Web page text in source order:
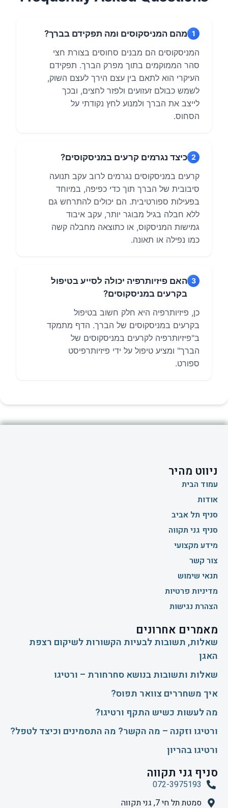
1 מהם המניסקוסים ומה תפקידם בברך?
המניסקוסים הם מבנים סחוסים בצורת חצי
סהר הממוקמים בתוך מפרק הברך. תפקידם
העיקרי הוא לתאם בין עצם הירך לעצם השוק,
לשמש כבולם זעזועים ולפזר לחצים, ובכך
לייצב את הברך ולמנוע לחץ נקודתי על
הסחוס.
2 כיצד נגרמים קרעים במניסקוסים?
קרעים במניסקוסים נגרמים לרוב עקב תנועה
סיבובית של הברך תוך כדי כפיפה, במיוחד
בפעילות ספורטיבית. הם יכולים להתרחש גם
ללא חבלה בגיל מבוגר יותר, עקב איבוד
גמישות המניסקוס, או כתוצאה מחבלה קשה
כמו נפילה או תאונה.
3 האם פיזיותרפיה יכולה לסייע בטיפול
בקרעים במניסקוסים?
כן, פיזיותרפיה היא חלק חשוב בטיפול
בקרעים במניסקוסים של הברך. הדף מתמקד
ב"פיזיותרפיה לקרעים במניסקוסים של
הברך" ומציע טיפול על ידי פיזיותרפיסט
ספורט.
ניווט מהיר
עמוד הבית
אודות
סניף תל אביב
סניף גני תקווה
מידע מקצועי
צור קשר
תנאי שימוש
מדיניות פרטיות
הצהרת נגישות
מאמרים אחרונים
שאלות, תשובות לבעיות הקשורות לשיקום רצפת
האגן
שאלות ותשובות בנושא סחרחורת – ורטיגו
איך משחררים צוואר תפוס?
​מה לעשות כשיש התקף ורטיגו?
ורטיגו וזקנה – מה הקשר? מה התסמינים וכיצד לטפל?
ורטיגו בהריון
סניף גני תקווה
072-3975193
סמטת תל חי 7, גני תקווה